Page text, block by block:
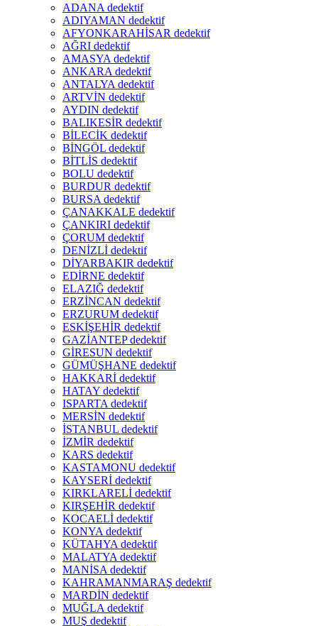
ADANA dedektif
ADIYAMAN dedektif
AFYONKARAHİSAR dedektif
AĞRI dedektif
AMASYA dedektif
ANKARA dedektif
ANTALYA dedektif
ARTVİN dedektif
AYDIN dedektif
BALIKESİR dedektif
BİLECİK dedektif
BİNGÖL dedektif
BİTLİS dedektif
BOLU dedektif
BURDUR dedektif
BURSA dedektif
ÇANAKKALE dedektif
ÇANKIRI dedektif
ÇORUM dedektif
DENİZLİ dedektif
DİYARBAKIR dedektif
EDİRNE dedektif
ELAZIĞ dedektif
ERZİNCAN dedektif
ERZURUM dedektif
ESKİŞEHİR dedektif
GAZİANTEP dedektif
GİRESUN dedektif
GÜMÜŞHANE dedektif
HAKKARİ dedektif
HATAY dedektif
ISPARTA dedektif
MERSİN dedektif
İSTANBUL dedektif
İZMİR dedektif
KARS dedektif
KASTAMONU dedektif
KAYSERİ dedektif
KIRKLARELİ dedektif
KIRŞEHİR dedektif
KOCAELİ dedektif
KONYA dedektif
KÜTAHYA dedektif
MALATYA dedektif
MANİSA dedektif
KAHRAMANMARAŞ dedektif
MARDİN dedektif
MUĞLA dedektif
MUŞ dedektif